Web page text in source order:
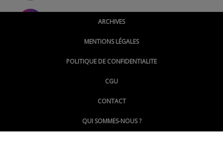
@montpellierpoinginfo
@LePoingMontpellier
ARCHIVES
MENTIONS LÉGALES
POLITIQUE DE CONFIDENTIALITE
CGU
CONTACT
QUI SOMMES-NOUS ?